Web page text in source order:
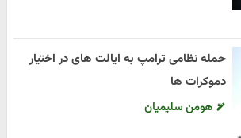
حمله نظامی ترامپ به ایالت های در اختیار
دموکرات ها
هومن سلیمیان